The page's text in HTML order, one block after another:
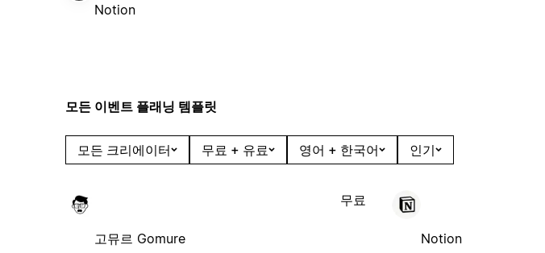
Notion
모든 이벤트 플래닝 템플릿
모든 크리에이터 무료 + 유료 영어 + 한국어 인기
고뮤르 Gomure
무료
Notion